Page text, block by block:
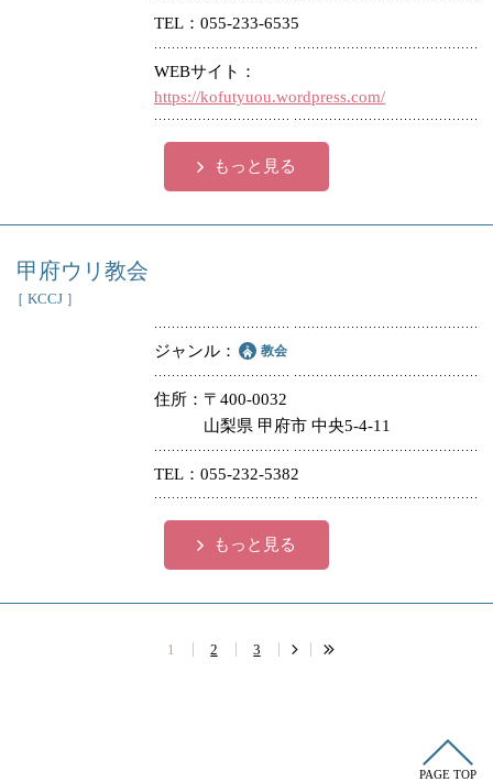
TEL 055-233-6535
WEBサイト
https://kofutyuou.wordpress.com/
もっと見る
甲府ウリ教会
［ KCCJ ］
ジャンル 教会
住所
〒400-0032
山梨県 甲府市 中央5-4-11
TEL 055-232-5382
もっと見る
1 2 3
PAGE TOP